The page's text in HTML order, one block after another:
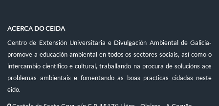
ACERCA DO CEIDA
Centro de Extensión Universitaria e Divulgación Ambiental de Galicia-
promove a educación ambiental en todos os sectores sociais, así como o
intercambio científico e cultural, traballando na procura de solucións aos
problemas ambientais e fomentando as boas prácticas cidadás neste
eido.